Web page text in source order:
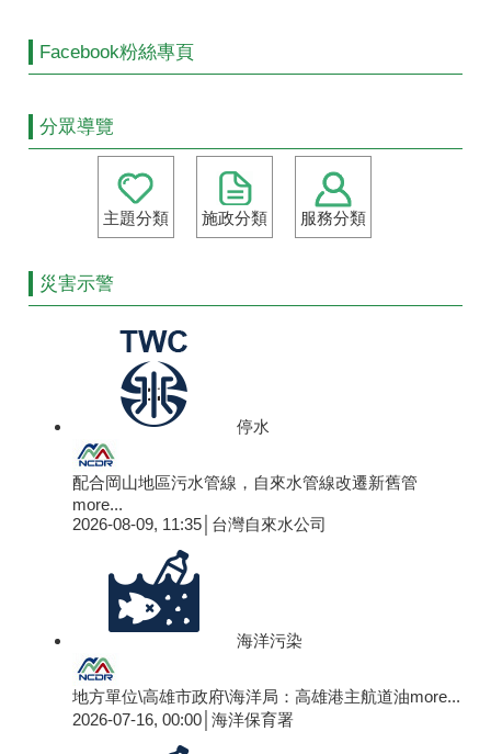
Facebook粉絲專頁
分眾導覽
主題分類 施政分類 服務分類
災害示警
停水
配合岡山地區污水管線，自來水管線改遷新舊管
more...
2026-08-09, 11:35│台灣自來水公司
海洋污染
地方單位\高雄市政府\海洋局：高雄港主航道油more...
2026-07-16, 00:00│海洋保育署